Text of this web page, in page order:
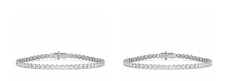
5450,00 €
6290,00 €